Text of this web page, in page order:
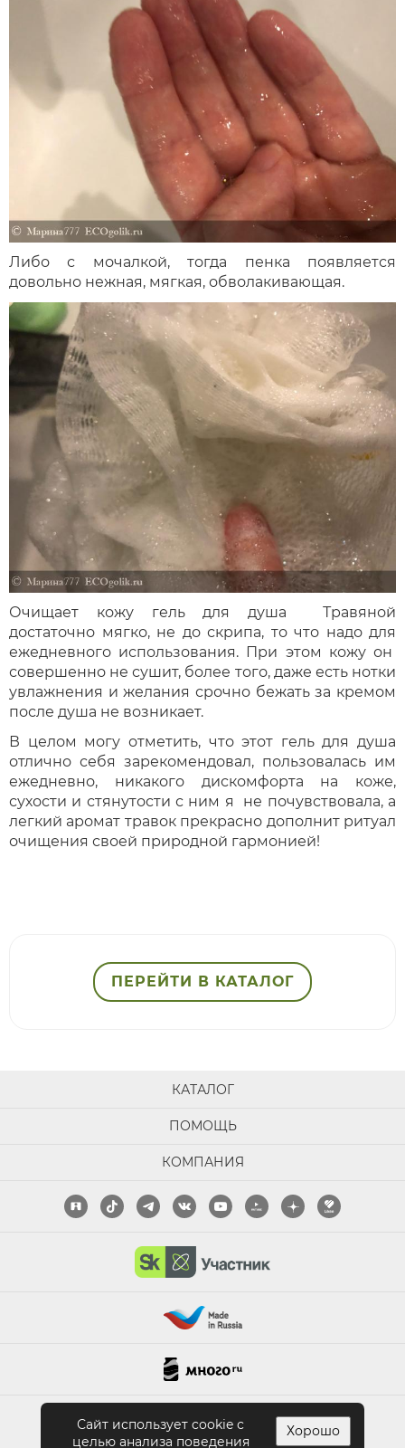
Либо с мочалкой, тогда пенка появляется
довольно нежная, мягкая, обволакивающая.
Очищает кожу гель для душа Травяной
достаточно мягко, не до скрипа, то что надо для
ежедневного использования. При этом кожу он
совершенно не сушит, более того, даже есть нотки
увлажнения и желания срочно бежать за кремом
после душа не возникает.
В целом могу отметить, что этот гель для душа
отлично себя зарекомендовал, пользовалась им
ежедневно, никакого дискомфорта на коже,
сухости и стянутости с ним я не почувствовала, а
легкий аромат травок прекрасно дополнит ритуал
очищения своей природной гармонией!
ПЕРЕЙТИ В КАТАЛОГ
КАТАЛОГ
ПОМОЩЬ
КОМПАНИЯ
ПОЛНАЯ ВЕРСИЯ САЙТА
Сайт использует cookie с
целью анализа поведения
Хорошо